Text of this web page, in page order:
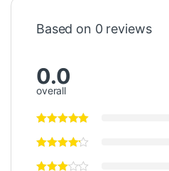
Based on 0 reviews
0.0
overall